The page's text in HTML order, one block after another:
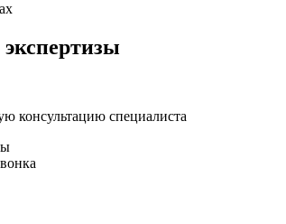
консультацию специалиста